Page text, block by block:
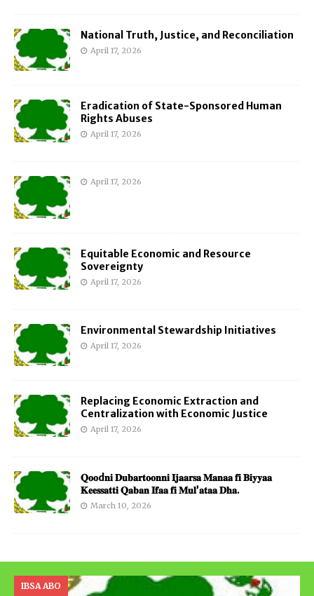
National Truth, Justice, and Reconciliation
April 17, 2026
Eradication of State-Sponsored Human
Rights Abuses
April 17, 2026
April 17, 2026
Equitable Economic and Resource
Sovereignty
April 17, 2026
Environmental Stewardship Initiatives
April 17, 2026
Replacing Economic Extraction and
Centralization with Economic Justice
April 17, 2026
𝐐𝐨𝐨d𝐧𝐢 𝐃𝐮𝐛𝐚𝐫𝐭𝐨𝐨𝐧𝐧𝐢 𝐈𝐣𝐚𝐚𝐫𝐬𝐚 𝐌𝐚𝐧𝐚𝐚 𝐟𝐢 𝐁𝐢𝐲𝐲𝐚𝐚
𝐊𝐞𝐞𝐬𝐬𝐚𝐭𝐭𝐢 𝐐𝐚𝐛𝐚𝐧 𝐈𝐟𝐚𝐚 𝐟𝐢 𝐌𝐮𝐥’𝐚𝐭𝐚𝐚 𝐃𝐡𝐚.
March 10, 2026
IBSA ABO